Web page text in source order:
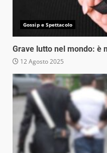
Gossip e Spettacolo
Grave lutto nel mondo: è
12 Agosto 2025